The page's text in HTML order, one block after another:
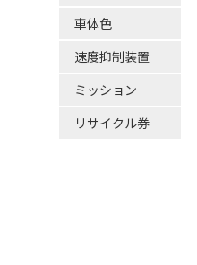
車体色
速度抑制装置
ミッション
リサイクル券